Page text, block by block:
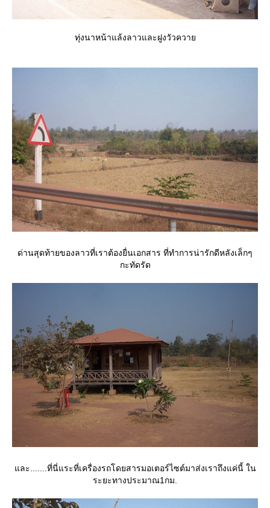
ทุ่งนาหน้าแล้งลาวและฝูงวัวควา
ด่านสุดท้ายของลาวที่เราต้องยื่นเอกสาร ที่ทำการน่ารักดีหลังเล็กๆ
กะทัดรัด
ละ.......ที่นี่แระที่เครื่องรถโดยสารมอเตอร์ไซต์มาส่งเราถึงแค่นี้ ใน
ระยะทางประมาณ1กม.